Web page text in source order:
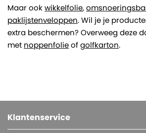
Maar ookwikkelfolie,
paklijstenveloppen. Wil je je
extra beschermen? Overweeg deze
met noppenfolieofgolfkarton.
Klantenservice